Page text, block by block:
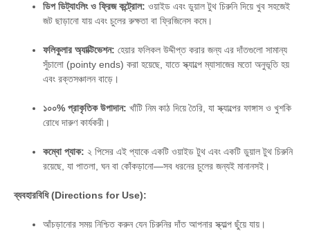
ডিপ ডিট্যাংলিং ও ফ্রিজ কন্ট্রোল: ওয়াইড এবং ডুয়াল টুথ চিরুনি দিয়ে খুব সহজেই
জট ছাড়ানো যায় এবং চুলের রুক্ষতা বা ফ্রিজিনেস কমে।
ফলিকুলার অ্যাক্টিভেশন: হেয়ার ফলিকল উদ্দীপ্ত করার জন্য এর দাঁতগুলো সামান্য
সুঁচালো (pointy ends) করা হয়েছে, যাতে স্ক্যাল্পে ম্যাসাজের মতো অনুভূতি হয়
এবং রক্তসঞ্চালন বাড়ে।
১০০% প্রাকৃতিক উপাদান: খাঁটি নিম কাঠ দিয়ে তৈরি, যা স্ক্যাল্পের ফাঙ্গাস ও খুশকি
রোধে দারুণ কার্যকরী।
কম্বো প্যাক: ২ পিসের এই প্যাকে একটি ওয়াইড টুথ এবং একটি ডুয়াল টুথ চিরুনি
রয়েছে, যা পাতলা, ঘন বা কোঁকড়ানো—সব ধরনের চুলের জন্যই মানানসই।
ব্যবহারবিধি (Directions for Use):
আঁচড়ানোর সময় নিশ্চিত করুন যেন চিরুনির দাঁত আপনার স্ক্যাল্প ছুঁয়ে যায়।